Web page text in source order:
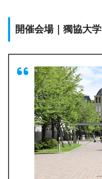
開催会場｜獨協大学